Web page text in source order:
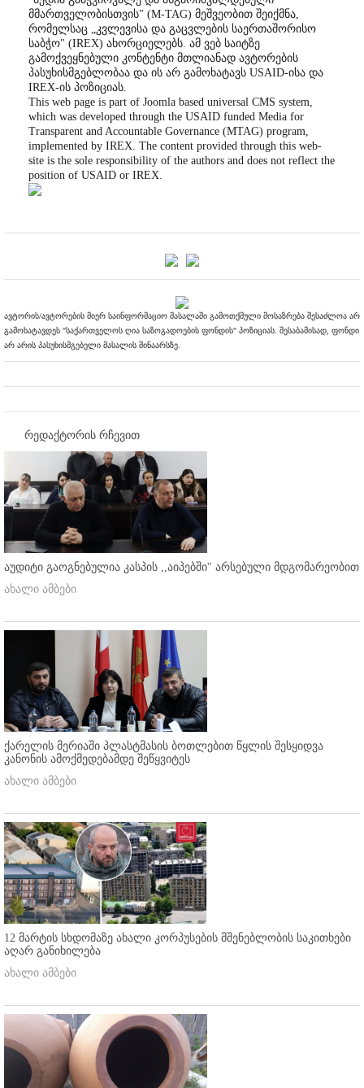
მმართველობისთვის" (M-TAG) მეშვეობით შეიქმნა,
რომელსაც „კვლევისა და გაცვლების საერთაშორისო
საბჭო" (IREX) ახორციელებს. ამ ვებ საიტზე
გამოქვეყნებული კონტენტი მთლიანად ავტორების
პასუხისმგებლობაა და ის არ გამოხატავს USAID-ისა და
IREX-ის პოზიციას.
This web page is part of Joomla based universal CMS system,
which was developed through the USAID funded Media for
Transparent and Accountable Governance (MTAG) program,
implemented by IREX. The content provided through this web-
site is the sole responsibility of the authors and does not reflect the
position of USAID or IREX.
ავტორის/ავტორების მიერ საინფორმაციო მასალაში გამოთქმული მოსაზრება შესაძლოა არ
გამოხატავდეს "საქართველოს ღია საზოგადოების ფონდის" პოზიციას. შესაბამისად, ფონდი
არ არის პასუხისმგებელი მასალის შინაარსზე.
რედაქტორის რჩევით
აუდიტი გაოგნებულია კასპის ,,აიპებში'' არსებული მდგომარეობით
ახალი ამბები
ქარელის მერიაში პლასტმასის ბოთლებით წყლის შესყიდვა
კანონის ამოქმედებამდე შეწყვიტეს
ახალი ამბები
12 მარტის სხდომაზე ახალი კორპუსების მშენებლობის საკითხები
აღარ განიხილება
ახალი ამბები